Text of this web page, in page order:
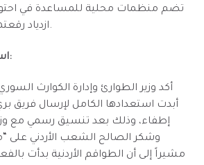
تضم منظمات محلية للمساعدة في
ازدياد رقعتها بشكل غير مسبوق.
استجابة إقليمية عاجلة:
أكد وزير الطوارئ وإدارة الكوارث
أبدت استعدادها الكامل لإرسال
إطفاء، وذلك بعد تنسيق رسمي مع
وشكر الصالح الشعب الأردني على
مشيراً إلى أن الطواقم الأردنية بدأت